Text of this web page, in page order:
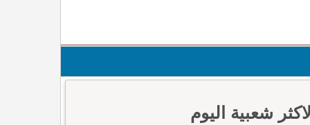
الاكثر شعبية اليوم